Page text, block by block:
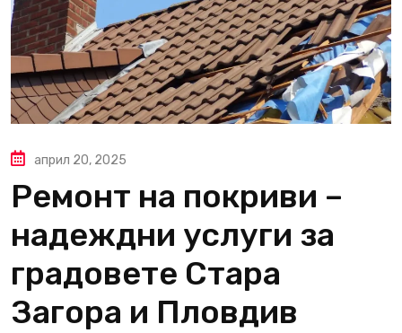
април 20, 2025
Ремонт на покриви –
надеждни услуги за
градовете Стара
Загора и Пловдив